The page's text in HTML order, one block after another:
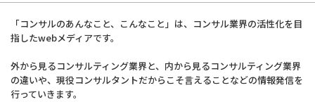
「コンサルのあんなこと、こんなこと」は、コンサル業界の活性化を目
指したwebメディアです。
外から見るコンサルティング業界と、内から見るコンサルティング業界
の違いや、現役コンサルタントだからこそ言えることなどの情報発信を
行っていきます。